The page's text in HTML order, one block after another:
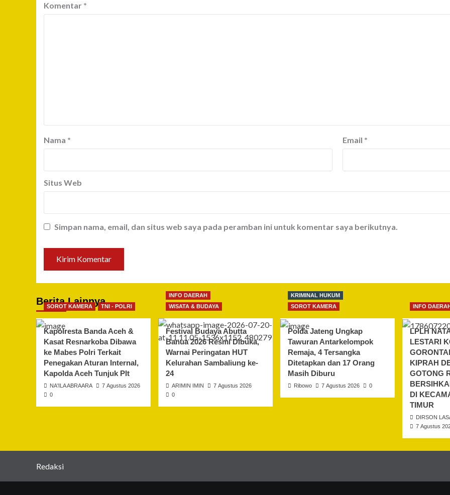
Komentar *
Nama * Email *
Situs Web
Simpan nama, email, dan situs web saya pada peramban ini untuk komentar saya berikutnya.
Berita Lainnya
SOROT KAMERA TNI - POLRI
Kapolresta Banda Aceh &
Kasat Resnarkoba Dibawa
ke Mabes Polri Terkait
Penegakan Aturan Internal,
Kapolda Aceh Tunjuk Plt
NA'ILA ABRAARA
7 Agustus 2026
0
INFO DAERAH
WISATA & BUDAYA
Festival Budaya Abutta
Banua 2026 Resmi Dibuka,
Warnai Peringatan HUT
Kelurahan Sambaliung ke-
24
ARIMIN IMIN
7 Agustus 2026
0
KRIMINAL HUKUM
SOROT KAMERA
Polda Jateng Ungkap
Tawuran Antarkelompok
Remaja, 4 Tersangka
Ditetapkan dan 17 Orang
Masih Diburu
Ribowo 7 Agustus 2026 0
INFO
LPLH
LESTARI
KIPRAH
GOTONG
DI
TIMUR
DIRSON
7 Agustus
Redaksi